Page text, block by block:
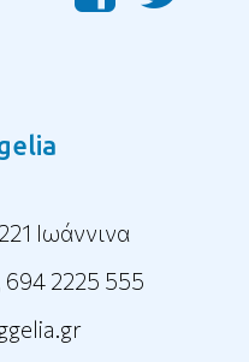
Ιωάννινα
694 2225 555